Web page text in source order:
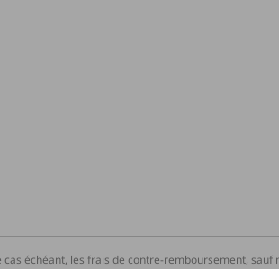
échéant, les frais de contre-remboursement,